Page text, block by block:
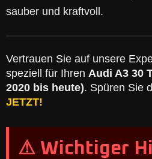
sauber und kraftvoll.
Vertrauen Sie auf unsere
speziell für Ihren Audi A3 30
2020 bis heute). Spüren Sie
JETZT!
⚠ Wichtiger